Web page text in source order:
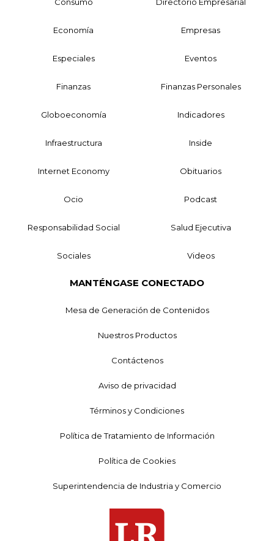
Economía Empresas
Especiales Eventos
Finanzas Finanzas Personales
Globoeconomía Indicadores
Infraestructura Inside
Internet Economy Obituarios
Ocio Podcast
Responsabilidad Social Salud Ejecutiva
Sociales Videos
MANTÉNGASE CONECTADO
Mesa de Generación de Contenidos
Nuestros Productos
Contáctenos
Aviso de privacidad
Términos y Condiciones
Política de Tratamiento de Información
Política de Cookies
Superintendencia de Industria y Comercio